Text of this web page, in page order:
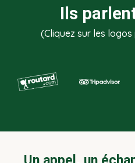
Ils
(Cliquez sur les